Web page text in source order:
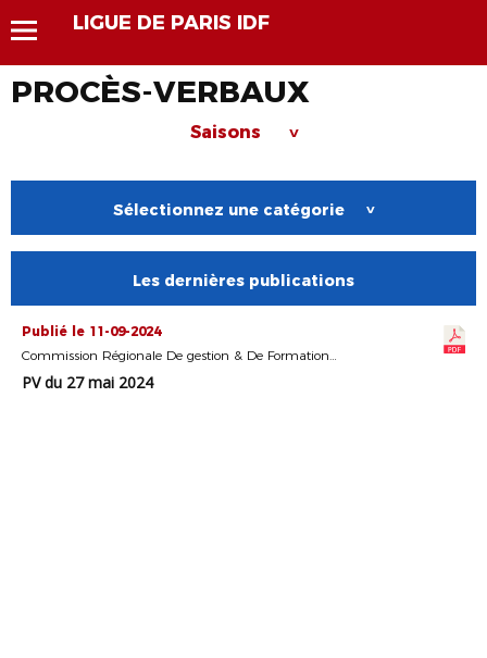
LIGUE DE PARIS IDF
PROCÈS-VERBAUX
Saisons >
Sélectionnez une catégorie >
Les dernières publications
Publié le 11-09-2024
Commission Régionale De gestion & De Formation Des Délégués
PV du 27 mai 2024